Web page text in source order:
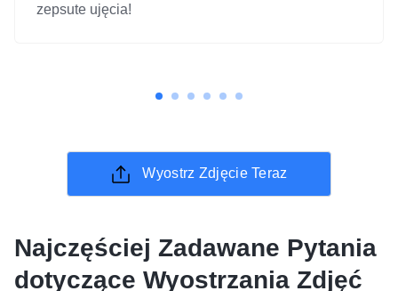
zepsute ujęcia!
Wyostrz Zdjęcie Teraz
Najczęściej Zadawane Pytania
dotyczące Wyostrzania Zdjęć